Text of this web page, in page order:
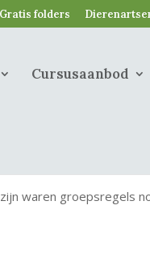
Gratis folders
Cursusaanbod
waren groepsregels